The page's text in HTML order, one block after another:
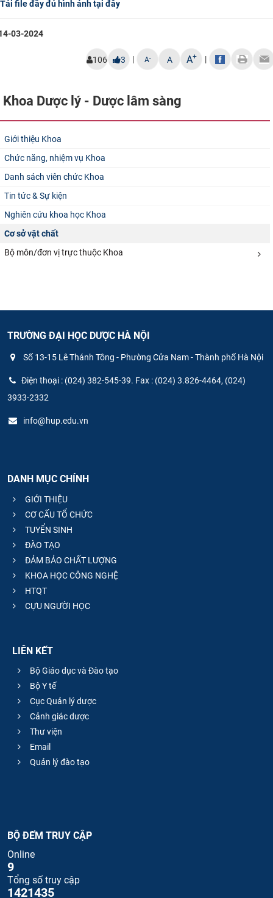
file đầy đủ hình ảnh tại đây
03-2024
106 3 | A- A A+ |
Khoa Dược lý - Dược lâm sàng
Giới thiệu Khoa
Chức năng, nhiệm vụ Khoa
Danh sách viên chức Khoa
Tin tức & Sự kiện
Nghiên cứu khoa học Khoa
Cơ sở vật chất
Bộ môn/đơn vị trực thuộc Khoa
TRƯỜNG ĐẠI HỌC DƯỢC HÀ NỘI
Số 13-15 Lê Thánh Tông - Phường Cửa Nam - Thành phố Hà Nội
Điện thoại : (024) 382-545-39. Fax : (024) 3.826-4464, (024)
3933-2332
info@hup.edu.vn
DANH MỤC CHÍNH
GIỚI THIỆU
CƠ CẤU TỔ CHỨC
TUYỂN SINH
ĐÀO TẠO
ĐẢM BẢO CHẤT LƯỢNG
KHOA HỌC CÔNG NGHỆ
HTQT
CỰU NGƯỜI HỌC
LIÊN KẾT
Bộ Giáo dục và Đào tạo
Bộ Y tế
Cục Quản lý dược
Cảnh giác dược
Thư viện
Email
Quản lý đào tạo
BỘ ĐẾM TRUY CẬP
Online
9
Tổng số truy cập
1421435